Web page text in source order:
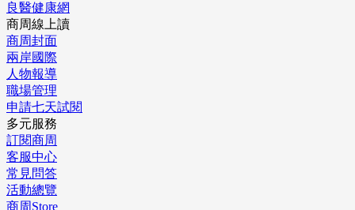
良醫健康網
商周線上讀
商周封面
兩岸國際
人物報導
職場管理
申請七天試閱
多元服務
訂閱商周
客服中心
常見問答
活動總覽
商周Store